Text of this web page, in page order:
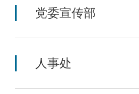
党委宣传部
人事处